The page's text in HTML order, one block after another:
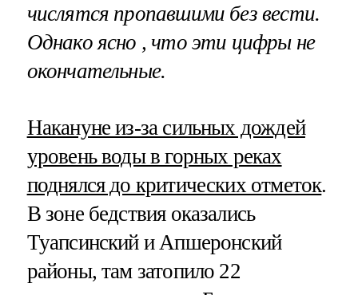
числятся пропавшими без вести.
Однако ясно , что эти цифры не
окончательные.
Накануне из-за сильных дождей
уровень воды в горных реках
поднялся до критических отметок.
В зоне бедствия оказались
Туапсинский и Апшеронский
районы, там затопило 22